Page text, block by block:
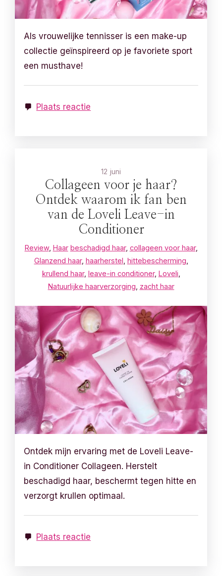
Als vrouwelijke tennisser is een make-up
collectie geïnspireerd op je favoriete sport
een musthave!
Plaats reactie
12 juni
Collageen voor je haar?
Ontdek waarom ik fan ben
van de Loveli Leave-in
Conditioner
Review, Haar beschadigd haar, collageen voor haar,
Glanzend haar, haarherstel hittebescherming
krullend haar, leave-in conditioner, Loveli
Natuurlijke haarverzorging zacht haar
Ontdek mijn ervaring met de Loveli Leave-
in Conditioner Collageen. Herstelt
beschadigd haar, beschermt tegen hitte en
verzorgt krullen optimaal.
Plaats reactie